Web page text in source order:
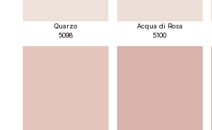
Quarzo
5098
Acqua di Rosa
5100